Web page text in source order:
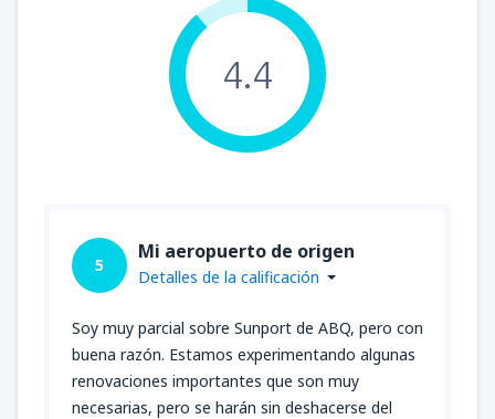
4.4
5
Mi aeropuerto de origen
Detalles de la calificación
Soy muy parcial sobre Sunport de ABQ, pero con
buena razón. Estamos experimentando algunas
renovaciones importantes que son muy
necesarias, pero se harán sin deshacerse del